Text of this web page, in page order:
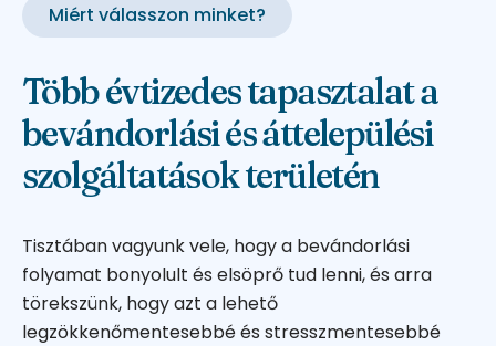
Miért válasszon minket?
Több évtizedes tapasztalat a
bevándorlási és áttelepülési
szolgáltatások területén
Tisztában vagyunk vele, hogy a bevándorlási
folyamat bonyolult és elsöprő tud lenni, és arra
törekszünk, hogy azt a lehető
legzökkenőmentesebbé és stresszmentesebbé